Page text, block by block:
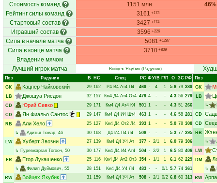
Стоимость команд 1151 млн.
46%
Рейтинг силы команд
3161 +173
Стартовый состав 3427 +174
Игравший состав 3596 +226
Сила в начале матча 5081 +1287
Сила в конце матча 3710 +809
Владение мячом
Лучший игрок матча
Войцех Якубик(Радуния)
Поз Радуния В НC Спец РC ФУ/В Г/П О ЗС РФ
GK
Кацпер Чайковский 29 162 Р4 В4 Ат4 П4 469 - 4 1 5.6 79 389
LB
Джошуа Рисдон 32 157 Км4 Д4 Ат4 От4 479 4 - - 4.3 56 279
CD
Юрий Севко 29 171 Км4 Д4 Ат4 К4 501 1 - - 4.3 51 266
CD
Ян Фиальо Сантос 29 147 Км4 Д4 И4 Шт4 463 1 - - 4.6 58 281
RB
Али Хело 25 127 Км4 Д4 От2 Л4 393 1 - - 5.0 78 308
↳
Адитья Томар, 46 30 168 Д4 И4 П4 Л4 508 - - - 5.3 77 395
LW
Хуберт Звозни 27 139 Км4 Д4 У4 Ат 377 - 2/1 1 6.0 79 306
↳ Пуревжаргал Тогооч, 50 30 177 Км4 Д4 И4 Ат4 504 - 2/2 1 6.5 80 406
FR
Егор Лукашенко 25 116 Км4 Д4 Ат2 От3 354 - 1/1 1 6.1 62 229
↳
Филип Дуймович, 55 28 151 Км4 Д4 У4 Л4 483 - - 0/1 5.7 74 361
RW
Войцех Якубик 31 159 Км4 Д4 У4 Ат 508 - 2/1 0/2 6.8 60 313
Поз
GK
LB
↳
CD
CD
RB
↳
LW
DM
↳
RW